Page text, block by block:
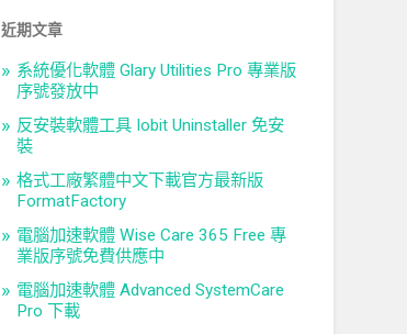
近期文章
系統優化軟體 Glary Utilities Pro 專業版
序號發放中
反安裝軟體工具 Iobit Uninstaller 免安
裝
格式工廠繁體中文下載官方最新版
FormatFactory
電腦加速軟體 Wise Care 365 Free 專
業版序號免費供應中
電腦加速軟體 Advanced SystemCare
Pro 下載